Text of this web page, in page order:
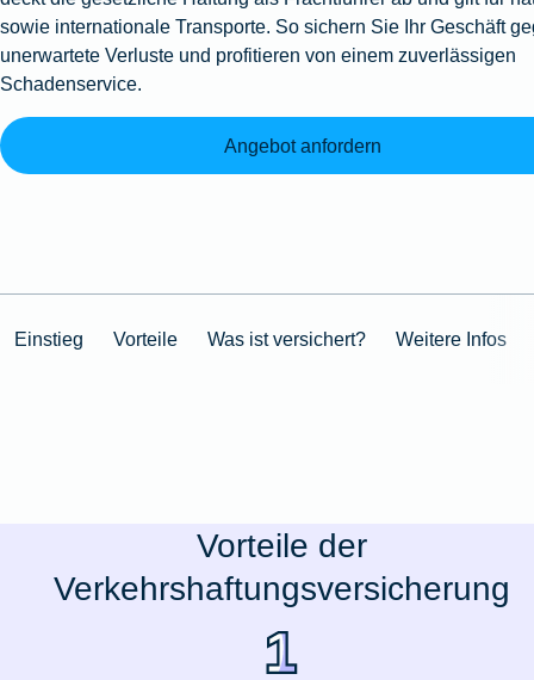
sowie internationale Transporte. So sichern Sie Ihr Geschäft
unerwartete Verluste und profitieren von einem zuverlässigen
Schadenservice.
Angebot anfordern
Einstieg Vorteile Was ist versichert? Weitere Infos
Vorteile der
Verkehrshaftungsversicherung